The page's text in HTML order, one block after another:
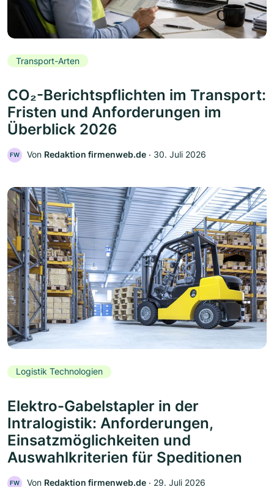
Transport-Arten
CO₂-Berichtspflichten im Transport:
Fristen und Anforderungen im
Überblick 2026
FW Von Redaktion firmenweb.de ‧ 30. Juli 2026
Logistik Technologien
Elektro-Gabelstapler in der
Intralogistik: Anforderungen,
Einsatzmöglichkeiten und
Auswahlkriterien für Speditionen
FW Von Redaktion firmenweb.de ‧ 29. Juli 2026